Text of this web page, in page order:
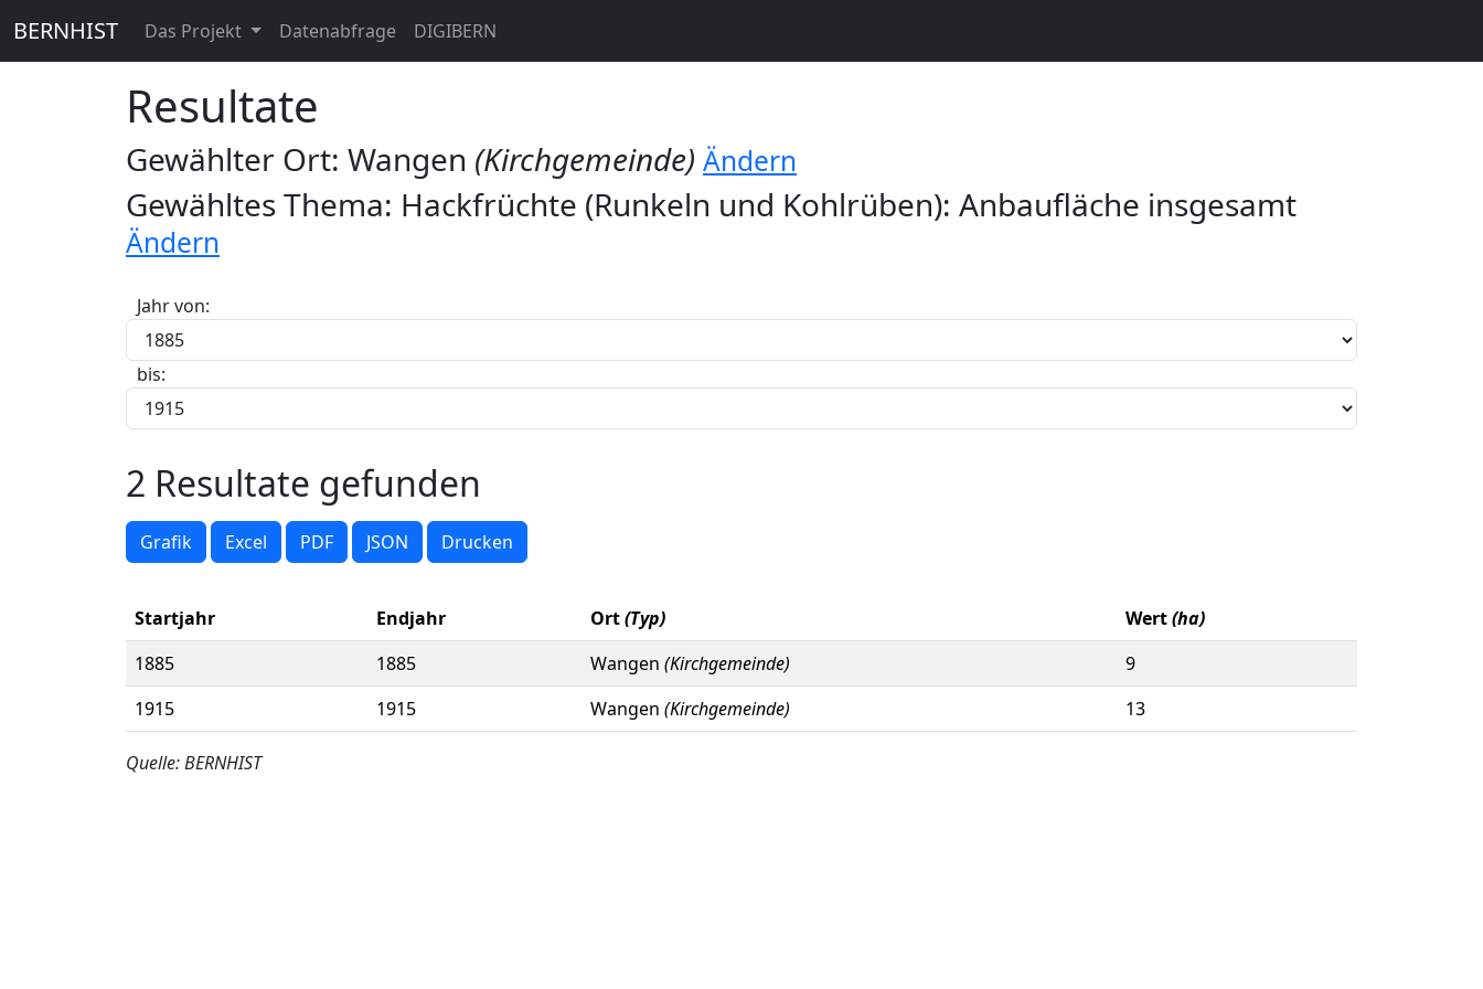
BERNHIST Das Projekt Datenabfrage DIGIBERN
Resultate
Gewählter Ort: Wangen (Kirchgemeinde) Ändern
Gewähltes Thema: Hackfrüchte (Runkeln und Kohlrüben): Anbaufläche insgesamt
Ändern
Jahr von:
bis:
2 Resultate gefunden
Grafik Excel PDF JSON Drucken
Startjahr Endjahr Ort(Typ) Wert(ha)
1885
1885 Wangen (Kirchgemeinde)
9
1915
1915 Wangen (Kirchgemeinde) 13
Quelle: BERNHIST